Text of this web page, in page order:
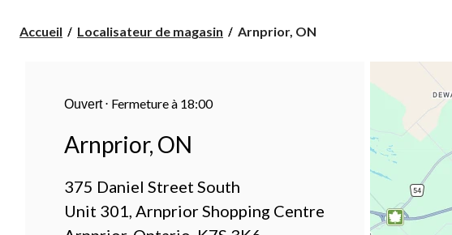
Accueil Localisateur de magasin
Arnprior,
Arnprior, ON
Ouvert⋅ Fermeture à 18:00
Arnprior, ON
375 Daniel Street South
Unit 301, Arnprior Shopping Centre